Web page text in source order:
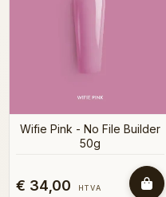
Wifie Pink - No File Builder
50g
€ 34,00 HTVA